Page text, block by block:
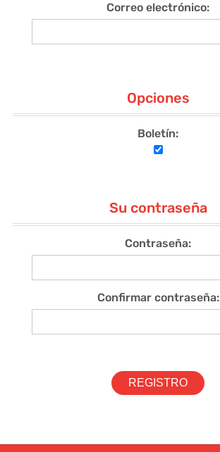
Correo electrónico:
Opciones
Boletín:
Su contraseña
Contraseña:
Confirmar contraseña: